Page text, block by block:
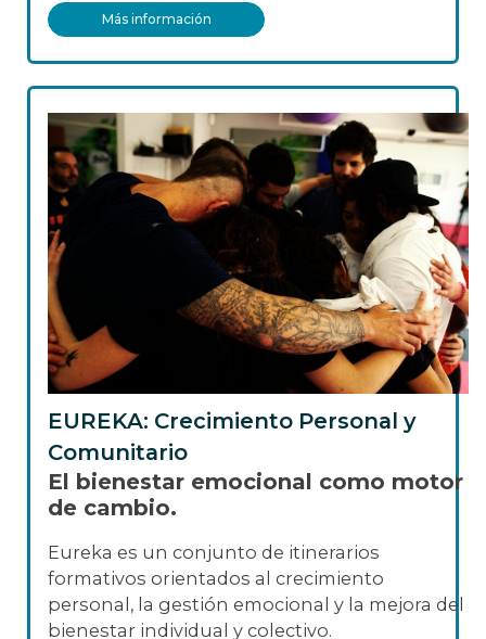
Más información
EUREKA: Crecimiento Personal y
Comunitario
El bienestar emocional como motor
de cambio.
Eureka es un conjunto de itinerarios
formativos orientados al crecimiento
personal, la gestión emocional y la mejora del
bienestar individual y colectivo.